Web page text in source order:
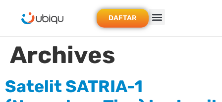
DAFTAR
Archives
Satelit SATRIA-1